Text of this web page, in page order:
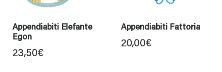
Appendiabiti Elefante
Egon
23,50€
Appendiabiti Fattoria
20,00€